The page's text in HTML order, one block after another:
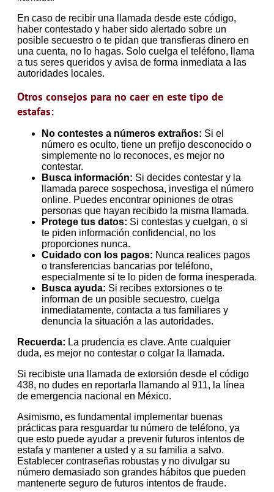
En caso de recibir una llamada desde este código,
haber contestado y haber sido alertado sobre un
posible secuestro o te pidan que transfieras dinero en
una cuenta, no lo hagas. Solo cuelga el teléfono, llama
a tus seres queridos y avisa de forma inmediata a las
autoridades locales.
Otros consejos para no caer en este tipo de
estafas:
No contestes a números extraños: Si el
número es oculto, tiene un prefijo desconocido o
simplemente no lo reconoces, es mejor no
contestar.
Busca información: Si decides contestar y la
llamada parece sospechosa, investiga el número
online. Puedes encontrar opiniones de otras
personas que hayan recibido la misma llamada.
Protege tus datos: Si contestas y cuelgan, o si
te piden información confidencial, no los
proporciones nunca.
Cuidado con los pagos: Nunca realices pagos
o transferencias bancarias por teléfono,
especialmente si te lo piden de forma inesperada.
Busca ayuda: Si recibes extorsiones o te
informan de un posible secuestro, cuelga
inmediatamente, contacta a tus familiares y
denuncia la situación a las autoridades.
Recuerda: La prudencia es clave. Ante cualquier
duda, es mejor no contestar o colgar la llamada.
Si recibiste una llamada de extorsión desde el código
438, no dudes en reportarla llamando al 911, la línea
de emergencia nacional en México.
Asimismo, es fundamental implementar buenas
prácticas para resguardar tu número de teléfono, ya
que esto puede ayudar a prevenir futuros intentos de
estafa y mantener a usted y a su familia a salvo.
Establecer contraseñas robustas y no divulgar su
número demasiado son grandes hábitos que pueden
mantenerte seguro de futuros intentos de fraude.